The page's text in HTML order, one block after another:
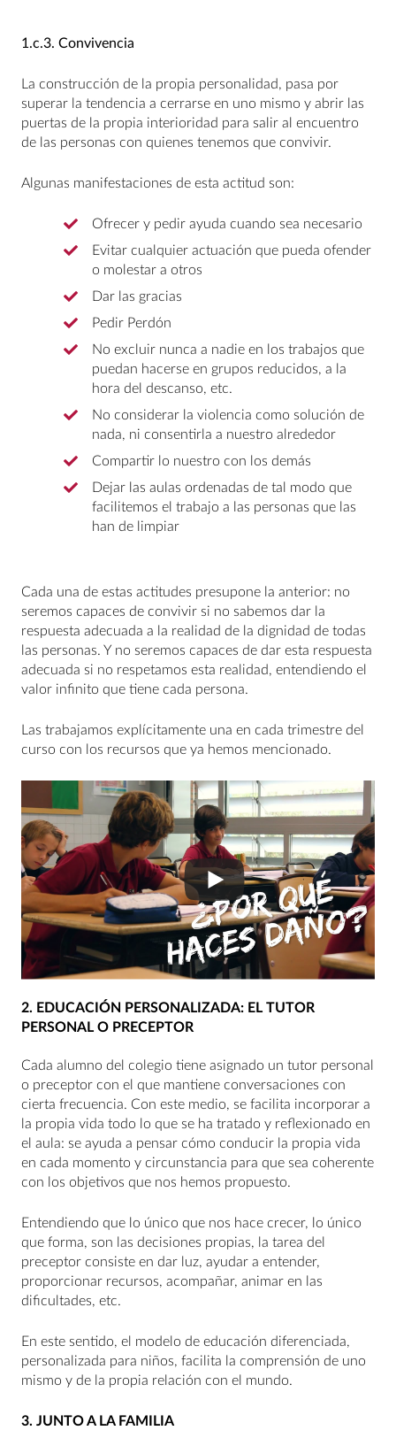
1.c.3. Convivencia
La construcción de la propia personalidad, pasa por
superar la tendencia a cerrarse en uno mismo y abrir las
puertas de la propia interioridad para salir al encuentro
de las personas con quienes tenemos que convivir.
Algunas manifestaciones de esta actitud son:
Ofrecer y pedir ayuda cuando sea necesario
Evitar cualquier actuación que pueda ofender
o molestar a otros
Dar las gracias
Pedir Perdón
No excluir nunca a nadie en los trabajos que
puedan hacerse en grupos reducidos, a la
hora del descanso, etc.
No considerar la violencia como solución de
nada, ni consentirla a nuestro alrededor
Compartir lo nuestro con los demás
Dejar las aulas ordenadas de tal modo que
facilitemos el trabajo a las personas que las
han de limpiar
Cada una de estas actitudes presupone la anterior: no
seremos capaces de convivir si no sabemos dar la
respuesta adecuada a la realidad de la dignidad de todas
las personas. Y no seremos capaces de dar esta respuesta
adecuada si no respetamos esta realidad, entendiendo el
valor infinito que tiene cada persona.
Las trabajamos explícitamente una en cada trimestre del
curso con los recursos que ya hemos mencionado.
2. EDUCACIÓN PERSONALIZADA: EL TUTOR
PERSONAL O PRECEPTOR
Cada alumno del colegio tiene asignado un tutor personal
o preceptor con el que mantiene conversaciones con
cierta frecuencia. Con este medio, se facilita incorporar a
la propia vida todo lo que se ha tratado y reflexionado en
el aula: se ayuda a pensar cómo conducir la propia vida
en cada momento y circunstancia para que sea coherente
con los objetivos que nos hemos propuesto.
Entendiendo que lo único que nos hace crecer, lo único
que forma, son las decisiones propias, la tarea del
preceptor consiste en dar luz, ayudar a entender,
proporcionar recursos, acompañar, animar en las
dificultades, etc.
En este sentido, el modelo de educación diferenciada,
personalizada para niños, facilita la comprensión de uno
mismo y de la propia relación con el mundo.
3. JUNTO A LA FAMILIA